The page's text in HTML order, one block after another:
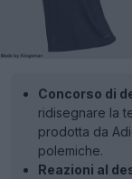
Concorso di
ridisegnare la
prodotta da
polemiche.
Reazioni al